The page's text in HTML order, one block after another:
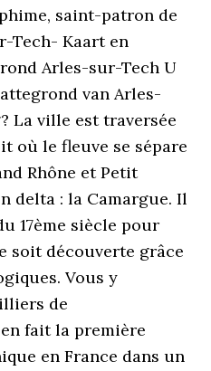
saint-patron de
Tech- Kaart en
Arles-sur-Tech U
van Arles-
La ville est traversée
où le fleuve se sépare
Rhône et Petit
delta : la Camargue. Il
17ème siècle pour
soit découverte grâce
Vous y
de
fait la première
en France dans un